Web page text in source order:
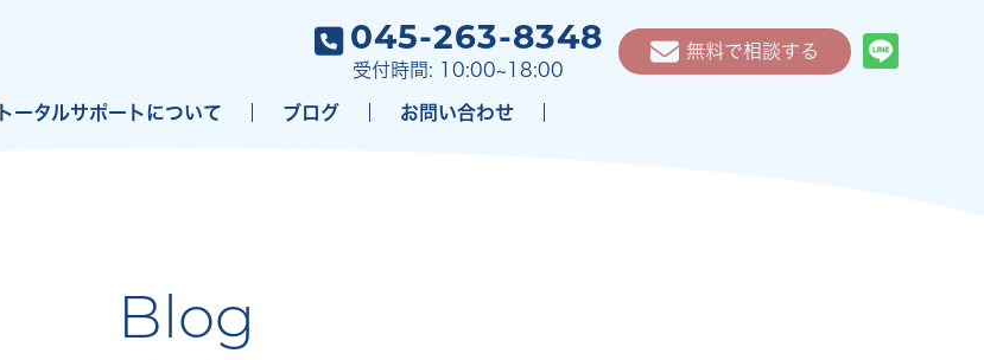
045-263-8348
受付時間: 10:00~18:00
無料で相談する
トータルサポートについて ブログ お問い合わせ
Blog